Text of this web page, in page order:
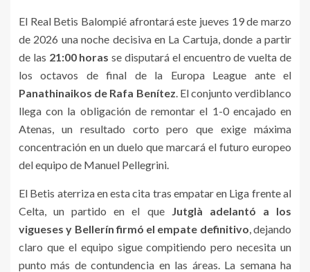
El Real Betis Balompié afrontará este jueves 19 de marzo
de 2026 una noche decisiva en La Cartuja, donde a partir
de las 21:00 horas se disputará el encuentro de vuelta de
los octavos de final de la Europa League ante el
Panathinaikos de Rafa Benítez. El conjunto verdiblanco
llega con la obligación de remontar el 1-0 encajado en
Atenas, un resultado corto pero que exige máxima
concentración en un duelo que marcará el futuro europeo
del equipo de Manuel Pellegrini.
El Betis aterriza en esta cita tras empatar en Liga frente al
Celta, un partido en el que Jutglà adelantó a los
vigueses y Bellerín firmó el empate definitivo, dejando
claro que el equipo sigue compitiendo pero necesita un
punto más de contundencia en las áreas. La semana ha